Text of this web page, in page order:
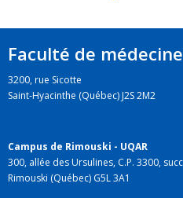
Faculté de
3200, rue Sicotte
Saint-Hyacinthe (Québec) J2S 2M2
Campus de Rimouski - UQAR
300, allée des Ursulines, C.P. 3300,
Rimouski (Québec) G5L 3A1